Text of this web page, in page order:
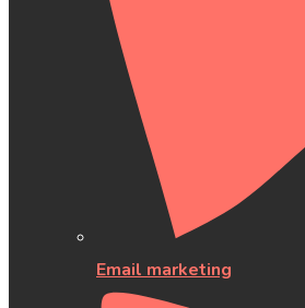
Email marketing